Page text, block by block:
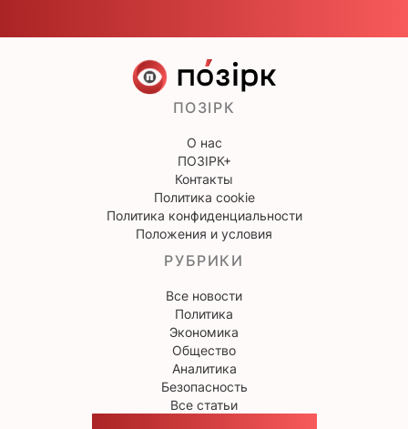
ПОЗІРК
О нас
ПОЗІРК+
Контакты
Политика cookie
Политика конфиденциальности
Положения и условия
РУБРИКИ
Все новости
Политика
Экономика
Общество
Аналитика
Безопасность
Все статьи